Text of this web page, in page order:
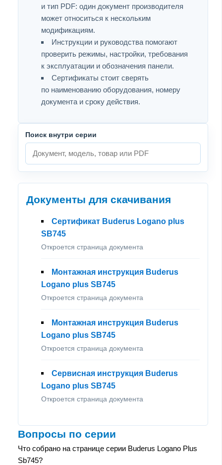
и тип PDF: один документ производителя
может относиться к нескольким
модификациям.
Инструкции и руководства помогают
проверить режимы, настройки, требования
к эксплуатации и обозначения панели.
Сертификаты стоит сверять
по наименованию оборудования, номеру
документа и сроку действия.
Поиск внутри серии
Документы для скачивания
Сертификат Buderus Logano plus
SB745
Откроется страница документа
Монтажная инструкция Buderus
Logano plus SB745
Откроется страница документа
Монтажная инструкция Buderus
Logano plus SB745
Откроется страница документа
Сервисная инструкция Buderus
Logano plus SB745
Откроется страница документа
Вопросы по серии
Что собрано на странице серии Buderus Logano Plus
Sb745?